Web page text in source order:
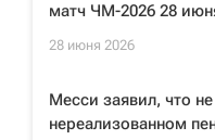
матч ЧМ-2026 28
28 июня 2026
Месси заявил, что
нереализованном